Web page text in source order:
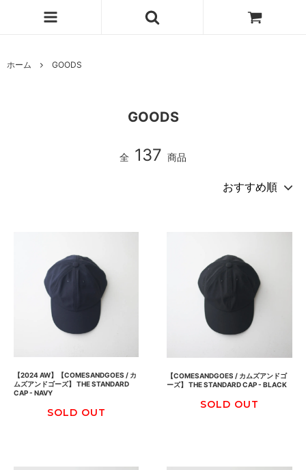
ホーム GOODS
GOODS
全 137 商品
【2024 AW】【COMESANDGOES / カ
ムズアンドゴーズ】 THE STANDARD
CAP - NAVY
SOLD OUT
【COMESANDGOES / カムズアンドゴ
ーズ】 THE STANDARD CAP - BLACK
SOLD OUT